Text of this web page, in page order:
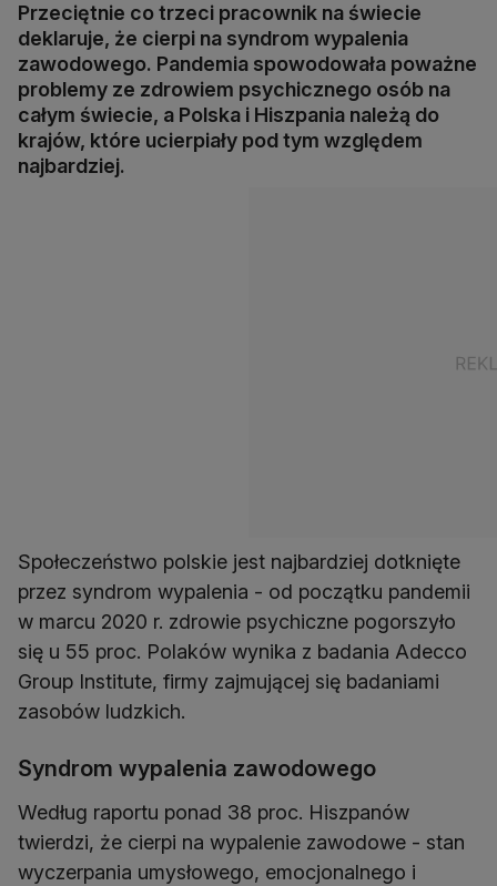
Przeciętnie co trzeci pracownik na świecie
deklaruje, że cierpi na syndrom wypalenia
zawodowego. Pandemia spowodowała poważne
problemy ze zdrowiem psychicznego osób na
całym świecie, a Polska i Hiszpania należą do
krajów, które ucierpiały pod tym względem
najbardziej.
Społeczeństwo polskie jest najbardziej dotknięte
przez syndrom wypalenia - od początku pandemii
w marcu 2020 r. zdrowie psychiczne pogorszyło
się u 55 proc. Polaków wynika z badania Adecco
Group Institute, firmy zajmującej się badaniami
zasobów ludzkich.
Syndrom wypalenia zawodowego
Według raportu ponad 38 proc. Hiszpanów
twierdzi, że cierpi na wypalenie zawodowe - stan
wyczerpania umysłowego, emocjonalnego i